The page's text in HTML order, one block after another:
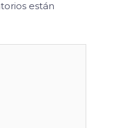
están